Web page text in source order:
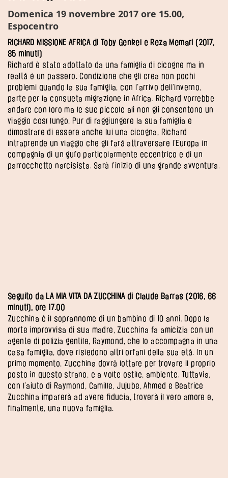
Domenica 19 novembre 2017 ore 15.00,
Espocentro
RICHARD MISSIONE AFRICA di Toby Genkel e Reza Memari (2017,
85 minuti)
Richard è stato adottato da una famiglia di cicogne ma in
realtà è un passero. Condizione che gli crea non pochi
problemi quando la sua famiglia, con l’arrivo dell’inverno,
parte per la consueta migrazione in Africa. Richard vorrebbe
andare con loro ma le sue piccole ali non gli consentono un
viaggio così lungo. Pur di raggiungere la sua famiglia e
dimostrare di essere anche lui una cicogna, Richard
intraprende un viaggio che gli farà attraversare l’Europa in
compagnia di un gufo particolarmente eccentrico e di un
parrocchetto narcisista. Sarà l’inizio di una grande avventura.
Seguito da LA MIA VITA DA ZUCCHINA di Claude Barras (2016, 66
minuti), ore 17.00
Zucchina è il soprannome di un bambino di 10 anni. Dopo la
morte improvvisa di sua madre, Zucchina fa amicizia con un
agente di polizia gentile, Raymond, che lo accompagna in una
casa famiglia, dove risiedono altri orfani della sua età. In un
primo momento, Zucchina dovrà lottare per trovare il proprio
posto in questo strano, e a volte ostile, ambiente. Tuttavia,
con l’aiuto di Raymond, Camille, Jujube, Ahmed e Beatrice
Zucchina imparerà ad avere fiducia, troverà il vero amore e,
finalmente, una nuova famiglia.